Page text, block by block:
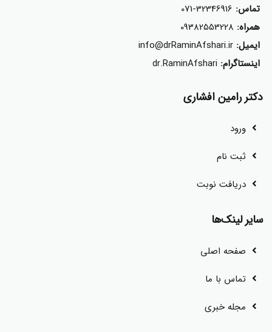
تماس: 071-32346916
همراه: 09382553228
ایمیل: info@drRaminAfshari.ir
اینستاگرام: dr.RaminAfshari
دکتر رامین افشاری
ورود
ثبت نام
دریافت نوبت
سایر لینک‌ها
صفحه اصلی
تماس با ما
مجله خبری